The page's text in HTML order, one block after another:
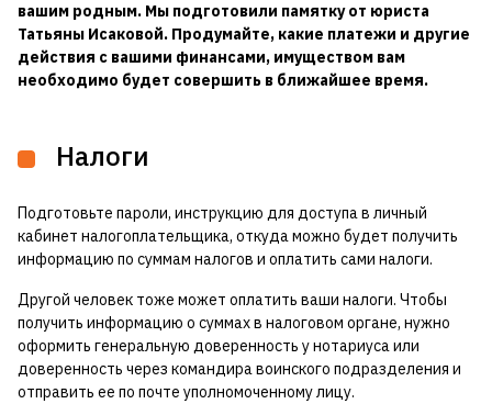
вашим родным. Мы подготовили памятку от юриста
Татьяны Исаковой. Продумайте, какие платежи и другие
действия с вашими финансами, имуществом вам
необходимо будет совершить в ближайшее время.
Налоги
Подготовьте пароли, инструкцию для доступа в личный
кабинет налогоплательщика, откуда можно будет получить
информацию по суммам налогов и оплатить сами налоги.
Другой человек тоже может оплатить ваши налоги. Чтобы
получить информацию о суммах в налоговом органе, нужно
оформить генеральную доверенность у нотариуса или
доверенность через командира воинского подразделения и
отправить ее по почте уполномоченному лицу.